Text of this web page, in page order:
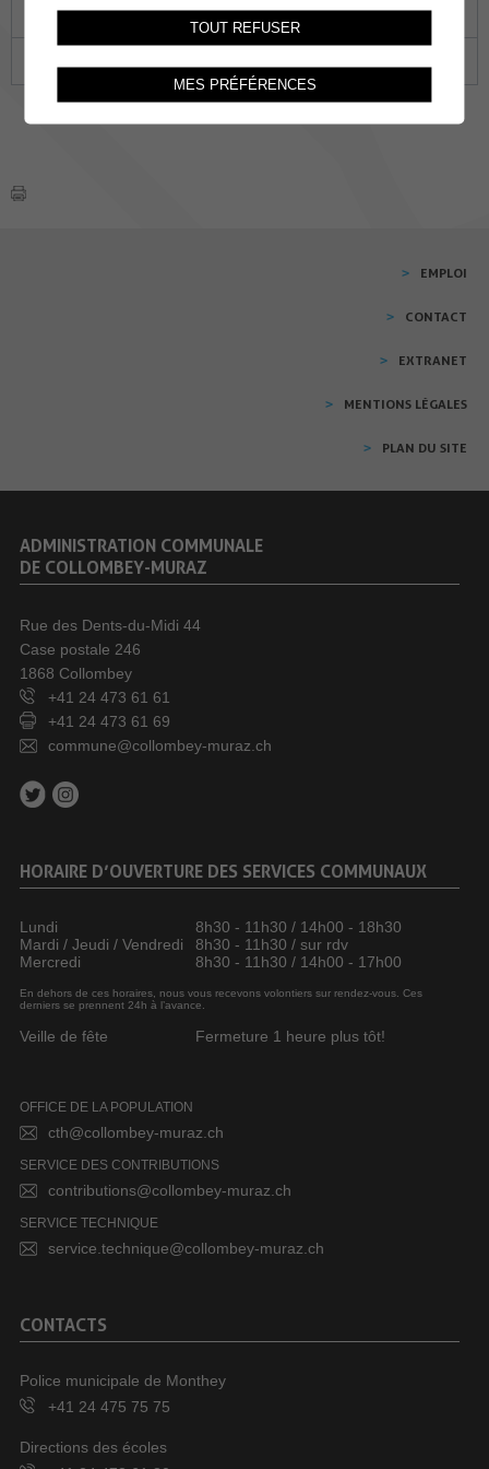
19 20 21 22 23
EMPLOI
CONTACT
EXTRANET
MENTIONS LÉGALES
PLAN DU SITE
ADMINISTRATION COMMUNALE
DE COLLOMBEY-MURAZ
Rue des Dents-du-Midi 44
Case postale 246
1868 Collombey
+41 24 473 61 61
+41 24 473 61 69
commune@collombey-muraz.ch
HORAIRE D’OUVERTURE DES SERVICES COMMUNAUX
Lundi
8h30 - 11h30 / 14h00 - 18h30
Mardi / Jeudi / Vendredi
8h30 - 11h30 / sur rdv
Mercredi
8h30 - 11h30 / 14h00 - 17h00
En dehors de ces horaires, nous vous recevons volontiers sur rendez-vous. Ces
derniers se prennent 24h à l’avance.
Veille de fête Fermeture 1 heure plus tôt!
OFFICE DE LA POPULATION
cth@collombey-muraz.ch
SERVICE DES CONTRIBUTIONS
contributions@collombey-muraz.ch
SERVICE TECHNIQUE
service.technique@collombey-muraz.ch
CONTACTS
Police municipale de Monthey
+41 24 475 75 75
Directions des écoles
TOUT REFUSER
MES PRÉFÉRENCES